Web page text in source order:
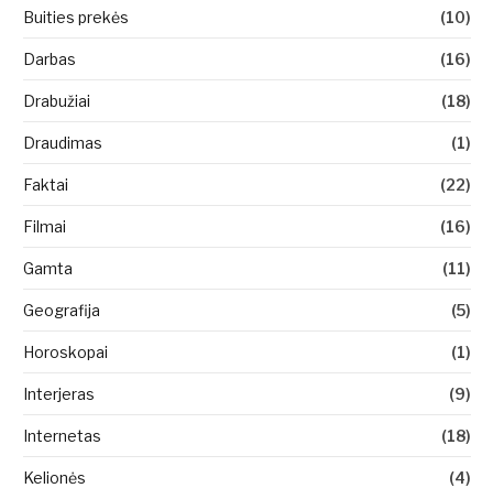
Buities prekės (10)
Darbas (16)
Drabužiai (18)
Draudimas (1)
Faktai (22)
Filmai (16)
Gamta (11)
Geografija (5)
Horoskopai (1)
Interjeras (9)
Internetas (18)
Kelionės (4)